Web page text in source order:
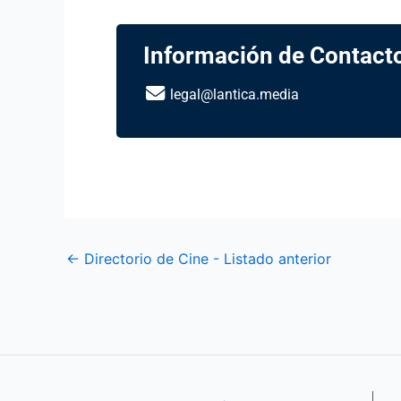
Información de
legal@lantica.media
← Directorio de Cine - Listado anterior